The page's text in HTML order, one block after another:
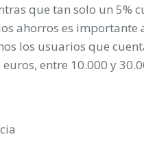
que tan solo un 5%
ahorros es
los usuarios que
entre 10.000 y